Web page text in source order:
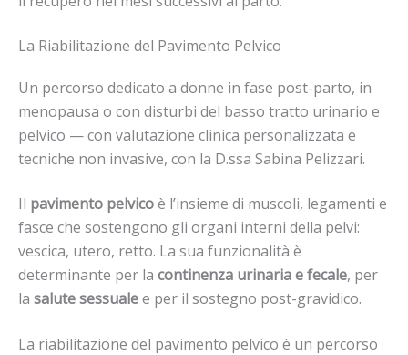
La Riabilitazione del Pavimento Pelvico
Un percorso dedicato a donne in fase post-parto, in
menopausa o con disturbi del basso tratto urinario e
pelvico — con valutazione clinica personalizzata e
tecniche non invasive, con la D.ssa Sabina Pelizzari.
Il pavimento pelvicoè l’insieme di muscoli, legamenti e
fasce che sostengono gli organi interni della pelvi:
vescica, utero, retto. La sua funzionalità è
determinante per la continenza urinaria e fecale, per
la salute sessualee per il sostegno post-gravidico.
La riabilitazione del pavimento pelvico è un percorso